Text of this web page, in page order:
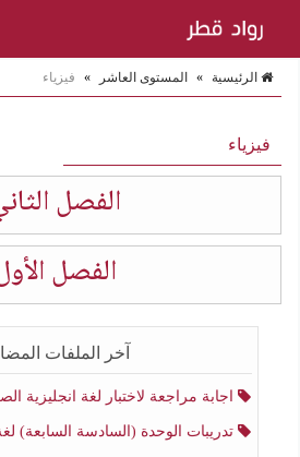
الرئيسية » المستوى العاشر » فيزياء
فيزياء
الفصل
الفصل
آخر الملفات
اجابة مراجعة لاختبار لغة انجليزية الصف الحادي
تدريبات الوحدة (السادسة السابعة) لغة انجليزية الصف